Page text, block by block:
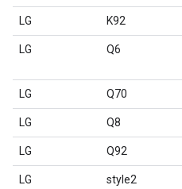
LG K92
LG Q6
LG Q70
LG Q8
LG Q92
LG style2